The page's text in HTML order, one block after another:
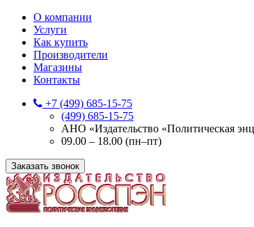
О компании
Услуги
Как купить
Производители
Магазины
Контакты
+7 (499) 685-15-75
(499) 685-15-75
АНО «Издательство «Политическая
09.00 – 18.00 (пн–пт)
Заказать звонок